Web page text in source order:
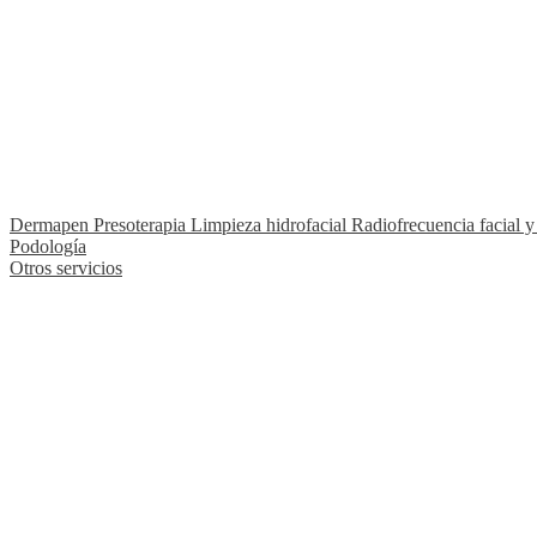
Dermapen Presoterapia Limpieza hidrofacial Radiofrecuencia facial
Podología
Otros servicios